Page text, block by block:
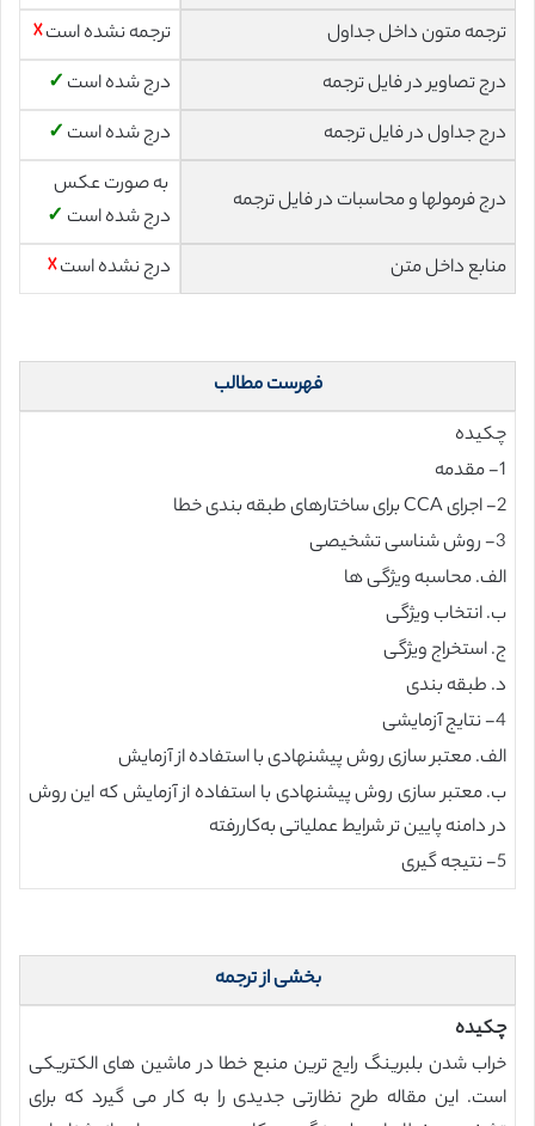
ترجمه متون داخل جداول
ترجمه نشده است☓
درج تصاویر در فایل ترجمه
درج شده است ✓
درج جداول در فایل ترجمه
درج شده است ✓
درج فرمولها و محاسبات در فایل ترجمه
به صورت عکس
درج شده است ✓
منابع داخل متن
درج نشده است☓
فهرست مطالب
چکیده
1- مقدمه
2- اجرای CCA برای ساختارهای طبقه بندی خطا
3- روش شناسی تشخیصی
الف. محاسبه ویژگی ها
ب. انتخاب ویژگی
ج. استخراج ویژگی
د. طبقه بندی
4- نتایج آزمایشی
الف. معتبر سازی روش پیشنهادی با استفاده از آزمایش
ب. معتبر سازی روش پیشنهادی با استفاده از آزمایش که این روش
در دامنه پایین تر شرایط عملیاتی به‌کاررفته
5- نتیجه گیری
بخشی از ترجمه
چکیده
خراب شدن بلبرینگ رایج ترین منبع خطا در ماشین های الکتریکی
است. این مقاله طرح نظارتی جدیدی را به کار می گیرد که برای